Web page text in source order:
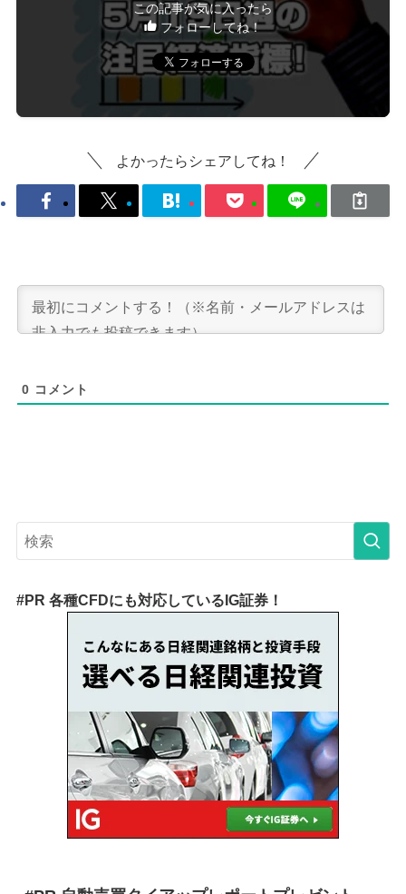
この記事が気に入ったら
フォローしてね！
よかったらシェアしてね！
0 コメント
#PR 各種CFDにも対応しているIG証券！